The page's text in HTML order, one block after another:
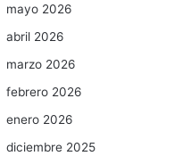
mayo 2026
abril 2026
marzo 2026
febrero 2026
enero 2026
diciembre 2025